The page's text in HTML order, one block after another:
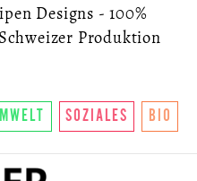
Designs - 100%
Produktion
SOZIALES BIO